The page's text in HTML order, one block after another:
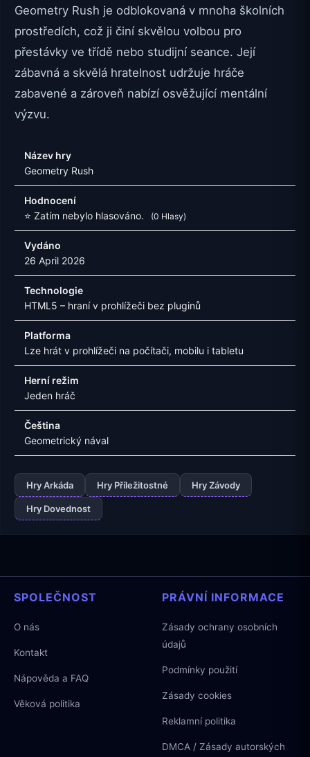
Geometry Rush je odblokovaná v mnoha školních
prostředích, což ji činí skvělou volbou pro
přestávky ve třídě nebo studijní seance. Její
zábavná a skvělá hratelnost udržuje hráče
zabavené a zároveň nabízí osvěžující mentální
výzvu.
Název hry
Geometry Rush
Hodnocení
⭐ Zatím nebylo hlasováno.
(0 Hlasy)
Vydáno
26 April 2026
Technologie
HTML5 – hraní v prohlížeči bez pluginů
Platforma
Lze hrát v prohlížeči na počítači, mobilu i tabletu
Herní režim
Jeden hráč
Čeština
Geometrický nával
Hry Arkáda Hry Příležitostné Hry Závody
Hry Dovednost
SPOLEČNOST
O nás
Kontakt
Nápověda a FAQ
Věková politika
PRÁVNÍ INFORMACE
Zásady ochrany osobních
údajů
Podmínky použití
Zásady cookies
Reklamní politika
DMCA / Zásady autorských